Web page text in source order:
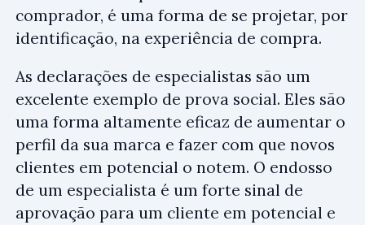
comprador, é uma forma de se projetar, por
identificação, na experiência de compra.
As declarações de especialistas são um
excelente exemplo de prova social. Eles são
uma forma altamente eficaz de aumentar o
perfil da sua marca e fazer com que novos
clientes em potencial o notem. O endosso
de um especialista é um forte sinal de
aprovação para um cliente em potencial e